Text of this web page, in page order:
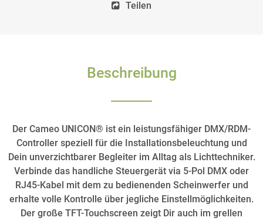
Teilen
Beschreibung
Der Cameo UNICON® ist ein leistungsfähiger DMX/RDM-
Controller speziell für die Installationsbeleuchtung und
Dein unverzichtbarer Begleiter im Alltag als Lichttechniker.
Verbinde das handliche Steuergerät via 5-Pol DMX oder
RJ45-Kabel mit dem zu bedienenden Scheinwerfer und
erhalte volle Kontrolle über jegliche Einstellmöglichkeiten.
Der große TFT-Touchscreen zeigt Dir auch im grellen